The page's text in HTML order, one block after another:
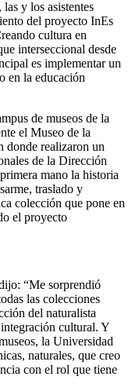
y los asistentes
del proyecto InEs
cultura en
interseccional desde
es implementar un
en la educación
de museos de la
el Museo de la
realizaron un
de la Dirección
mano la historia
traslado y
colección que pone en
el proyecto
“Me sorprendió
las colecciones
del naturalista
cultural. Y
la Universidad
naturales, que creo
con el rol que tiene